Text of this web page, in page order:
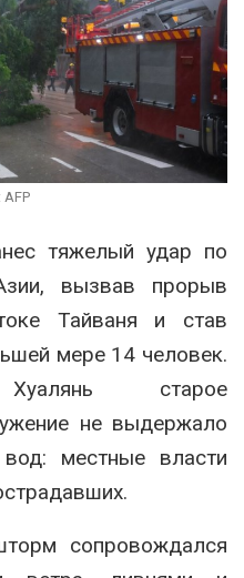
тяжелый удар по
вызвав прорыв
Тайваня и став
мере 14 человек.
старое
не выдержало
местные власти
сопровождался